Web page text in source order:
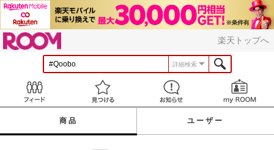
楽天トップへ
詳細検索
見つける お知らせ
商品 ユーザー